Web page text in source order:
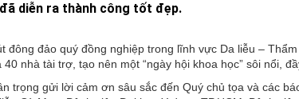
diễn ra thành công tốt đẹp.
đông đảo quý đồng nghiệp trong lĩnh vực Da liễu –
nhà tài trợ, tạo nên một “ngày hội khoa học” sôi nổi,
trọng gửi lời cảm ơn sâu sắc đến Quý chủ tọa và các